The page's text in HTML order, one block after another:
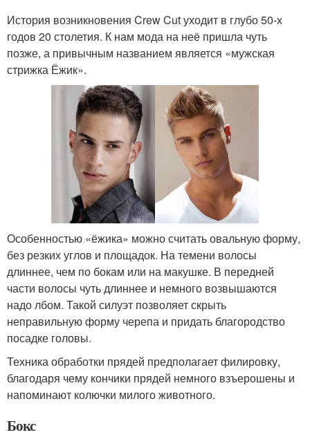
История возникновения Crew Cut уходит в глубо 50-х
годов 20 столетия. К нам мода на неё пришла чуть
позже, а привычным названием является «мужская
стрижка Ёжик».
Особенностью «ёжика» можно считать овальную форму,
без резких углов и площадок. На темени волосы
длиннее, чем по бокам или на макушке. В передней
части волосы чуть длиннее и немного возвышаются
надо лбом. Такой силуэт позволяет скрыть
неправильную форму черепа и придать благородство
посадке головы.
Техника обработки прядей предполагает филировку,
благодаря чему кончики прядей немного взъерошены и
напоминают колючки милого животного.
Бокс